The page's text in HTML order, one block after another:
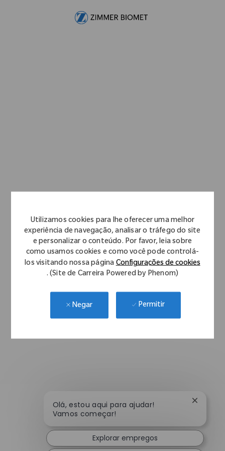
Utilizamos cookies para lhe oferecer uma melhor
experiência de navegação, analisar o tráfego do site
e personalizar o conteúdo. Por favor, leia sobre
como usamos cookies e como você pode controlá-
los visitando nossa página Configurações de cookies
. (Site de Carreira Powered by Phenom)
Negar Permitir
Olá, estou aqui para ajudar!
Vamos começar!
Fechar
Explorar empregos